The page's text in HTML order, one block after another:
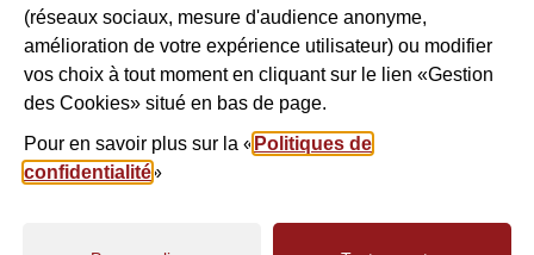
(réseaux sociaux, mesure d'audience anonyme,
amélioration de votre expérience utilisateur) ou modifier
vos choix à tout moment en cliquant sur le lien «Gestion
des Cookies» situé en bas de page.
Pour en savoir plus sur la « Politiques de
confidentialité»
Voir nos brochures
Nous suivre
Facebook
InstagramYoutube